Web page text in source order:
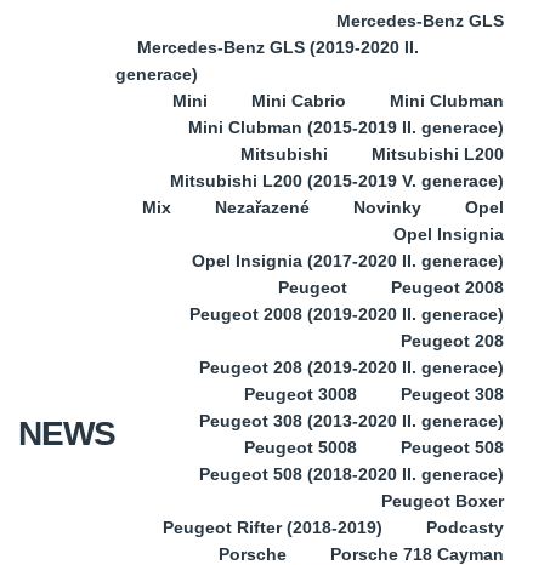
NEWS
Mercedes-Benz GLS
Mercedes-Benz GLS (2019-2020 II.
generace)
Mini
Mini Cabrio
Mini Clubman
Mini Clubman (2015-2019 II. generace)
Mitsubishi
Mitsubishi L200
Mitsubishi L200 (2015-2019 V. generace)
Mix
Nezařazené Novinky
Opel
Opel Insignia
Opel Insignia (2017-2020 II. generace)
Peugeot
Peugeot 2008
Peugeot 2008 (2019-2020 II. generace)
Peugeot 208
Peugeot 208 (2019-2020 II. generace)
Peugeot 3008
Peugeot 308
Peugeot 308 (2013-2020 II. generace)
Peugeot 5008
Peugeot 508
Peugeot 508 (2018-2020 II. generace)
Peugeot Boxer
Peugeot Rifter (2018-2019)
Podcasty
Porsche
Porsche 718 Cayman